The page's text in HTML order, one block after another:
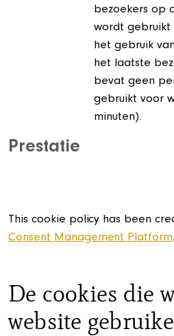
Prestatie
bezoekers op
wordt gebruikt
het gebruik
het laatste
bevat geen
gebruikt voor
minuten).
This cookie policy has been
Consent Management Platform.
De cookies die
website